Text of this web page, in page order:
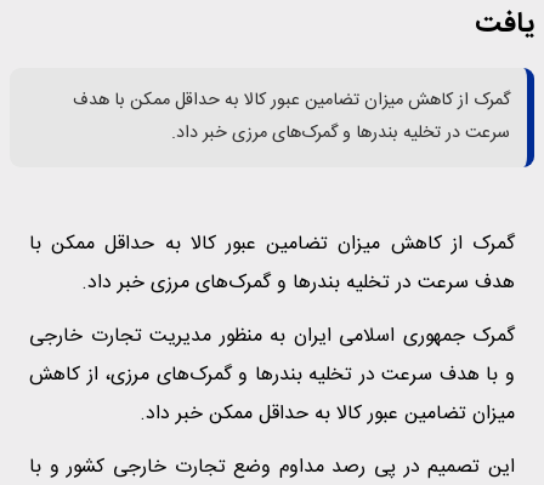
یافت
گمرک از کاهش میزان تضامین عبور کالا به حداقل ممکن با هدف
سرعت در تخلیه بندر‌ها و گمرک‌های مرزی خبر داد.
گمرک از کاهش میزان تضامین عبور کالا به حداقل ممکن با
هدف سرعت در تخلیه بندر‌ها و گمرک‌های مرزی خبر داد.
گمرک جمهوری اسلامی ایران به منظور مدیریت تجارت خارجی
و با هدف سرعت در تخلیه بندر‌ها و گمرک‌های مرزی، از کاهش
میزان تضامین عبور کالا به حداقل ممکن خبر داد.
این تصمیم در پی رصد مداوم وضع تجارت خارجی کشور و با